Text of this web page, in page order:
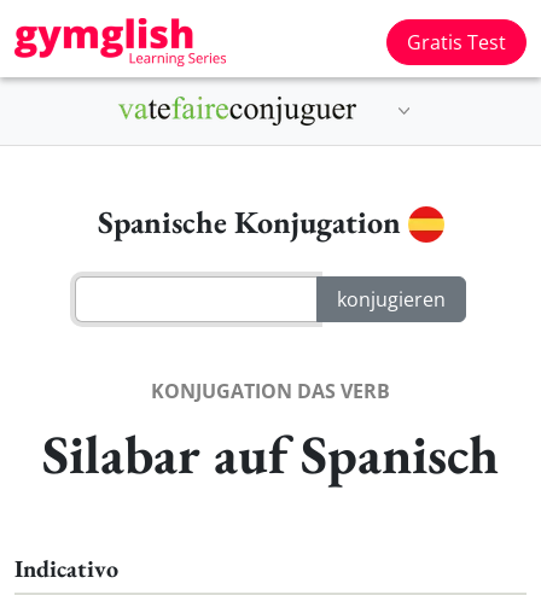
Gratis Test
Spanische Konjugation
KONJUGATION DAS VERB
Silabar auf Spanisch
Indicativo